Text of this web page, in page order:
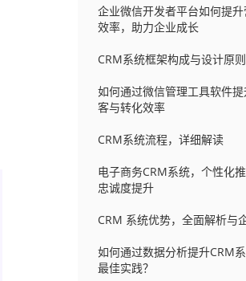
企业微信开发者平台如何提
效率，助力企业成长
CRM系统框架构成与设计原
如何通过微信管理工具软件
客与转化效率
CRM系统流程，详细解读
电子商务CRM系统，个性化
忠诚度提升
CRM 系统优势，全面解析与
如何通过数据分析提升CRM
最佳实践？